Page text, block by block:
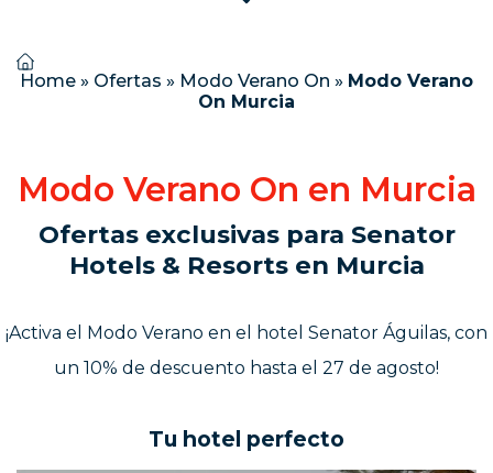
Home » Ofertas » Modo Verano On » Modo Verano
On Murcia
Modo Verano On en Murcia
Ofertas exclusivas para Senator
Hotels & Resorts en Murcia
¡Activa el Modo Verano en el hotel Senator Águilas, con
un 10% de descuento hasta el 27 de agosto!
Tu hotel perfecto